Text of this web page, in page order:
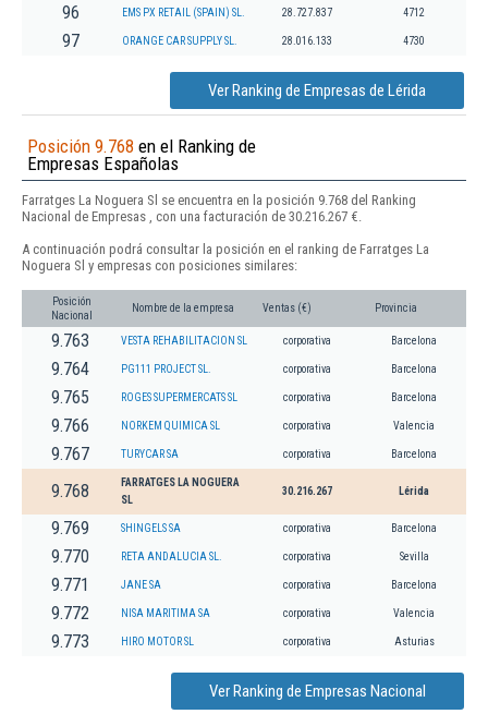
96 EMS PX RETAIL (SPAIN) SL. 28.727.837 4712
97 ORANGE CAR SUPPLY SL. 28.016.133 4730
Ver Ranking de Empresas de Lérida
Posición 9.768 en el Ranking de
Empresas Españolas
Farratges La Noguera Sl se encuentra en la posición 9.768 del Ranking
Nacional de Empresas , con una facturación de 30.216.267 €.
A continuación podrá consultar la posición en el ranking de Farratges La
Noguera Sl y empresas con posiciones similares:
Posición
Nacional
Nombre de la empresa Ventas (€) Provincia
9.763 VESTA REHABILITACION SL corporativa Barcelona
9.764 PG111 PROJECT SL. corporativa Barcelona
9.765 ROGES SUPERMERCATS SL corporativa Barcelona
9.766 NORKEM QUIMICA SL corporativa Valencia
9.767 TURYCAR SA corporativa Barcelona
9.768
FARRATGES LA NOGUERA
SL
30.216.267 Lérida
9.769 SHINGELS SA corporativa Barcelona
9.770 RETA ANDALUCIA SL. corporativa Sevilla
9.771 JANE SA corporativa Barcelona
9.772 NISA MARITIMA SA corporativa Valencia
9.773 HIRO MOTOR SL corporativa Asturias
Ver Ranking de Empresas Nacional